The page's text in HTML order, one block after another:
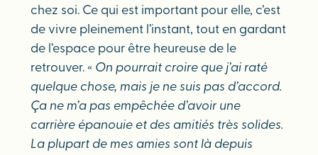
chez soi. Ce qui est important pour elle, c’est
de vivre pleinement l’instant, tout en gardant
de l’espace pour être heureuse de le
retrouver. « On pourrait croire que j’ai raté
quelque chose, mais je ne suis pas d’accord.
Ça ne m’a pas empêchée d’avoir une
carrière épanouie et des amitiés très solides.
La plupart de mes amies sont là depuis